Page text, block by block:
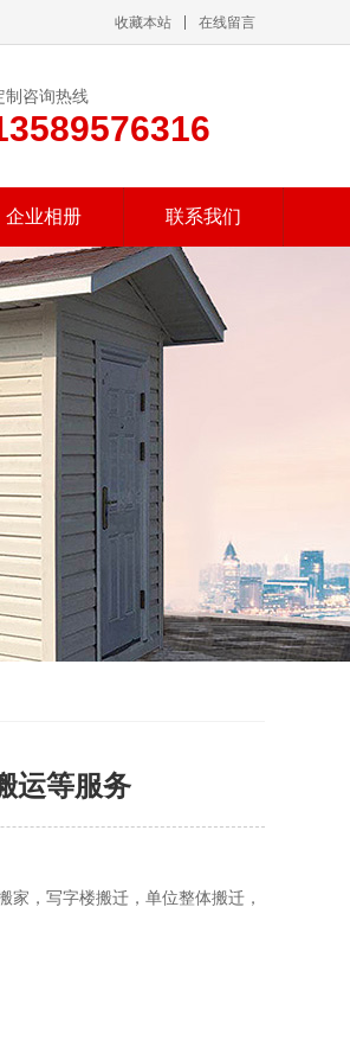
收藏本站 在线留言
制咨询热线
企业相册 联系我们
运等服务
，写字楼搬迁，单位整体搬迁，